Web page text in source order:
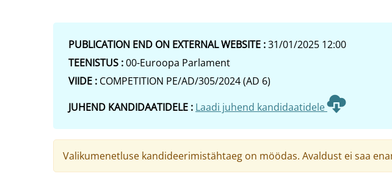
PUBLICATION END ON EXTERNAL WEBSITE :31/01/2025 12:00
TEENISTUS :00-Euroopa Parlament
VIIDE : COMPETITION PE/AD/305/2024 (AD 6)
JUHEND KANDIDAATIDELE : Laadi juhend kandidaatidele
Valikumenetluse kandideerimistähtaeg on möödas. Avaldust ei saa